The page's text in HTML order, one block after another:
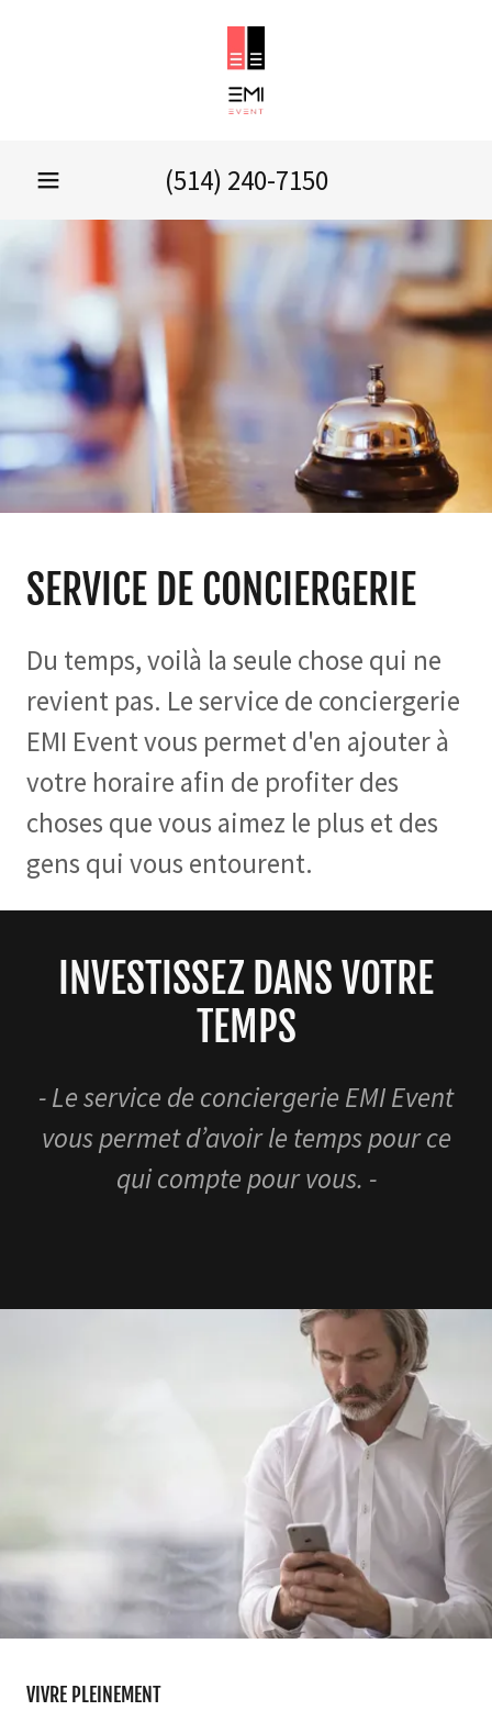
(514) 240-7150
SERVICE DE CONCIERGERIE
Du temps, voilà la seule chose qui ne
revient pas. Le service de conciergerie
EMI Event vous permet d'en ajouter à
votre horaire afin de profiter des
choses que vous aimez le plus et des
gens qui vous entourent.
INVESTISSEZ DANS VOTRE
TEMPS
- Le service de conciergerie EMI Event
vous permet d’avoir le temps pour ce
qui compte pour vous. -
VIVRE PLEINEMENT